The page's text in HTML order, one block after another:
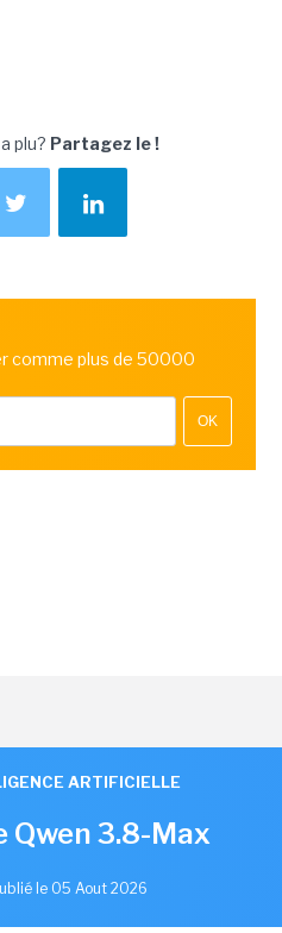
plu? Partagez le !
comme plus de 50000
OK
ARTIFICIELLE
Qwen 3.8-Max
le 05 Aout 2026